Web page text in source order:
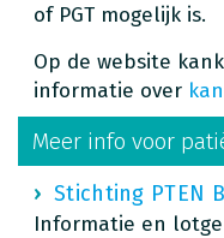
of PGT mogelijk is.
Op de website
informatie over
Meer info voor
Stichting PTEN
Informatie en